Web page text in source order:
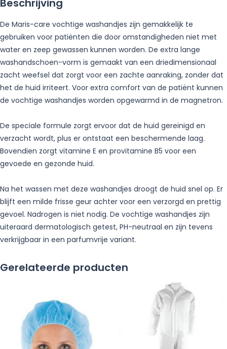
Beschrijving
De Maris-care vochtige washandjes zijn gemakkelijk te
gebruiken voor patiënten die door omstandigheden niet met
water en zeep gewassen kunnen worden. De extra lange
washandschoen-vorm is gemaakt van een driedimensionaal
zacht weefsel dat zorgt voor een zachte aanraking, zonder dat
het de huid irriteert. Voor extra comfort van de patiënt kunnen
de vochtige washandjes worden opgewarmd in de magnetron.
De speciale formule zorgt ervoor dat de huid gereinigd en
verzacht wordt, plus er ontstaat een beschermende laag.
Bovendien zorgt vitamine E en provitamine B5 voor een
gevoede en gezonde huid.
Na het wassen met deze washandjes droogt de huid snel op. Er
blijft een milde frisse geur achter voor een verzorgd en prettig
gevoel. Nadrogen is niet nodig. De vochtige washandjes zijn
uiteraard dermatologisch getest, PH-neutraal en zijn tevens
verkrijgbaar in een parfumvrije variant.
Gerelateerde producten